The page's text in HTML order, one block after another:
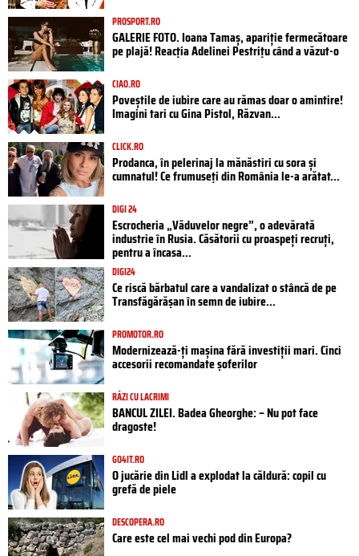
PROSPORT.RO
GALERIE FOTO. Ioana Tamaş, apariție fermecătoare
pe plajă! Reacția Adelinei Pestrițu când a văzut-o
CIAO.RO
Poveştile de iubire care au rămas doar o amintire!
Imagini tari cu Gina Pistol, Răzvan...
CLICK.RO
Prodanca, în pelerinaj la mănăstiri cu sora și
cumnatul! Ce frumuseți din România le-a arătat...
DIGI 24
Escrocheria „Văduvelor negre”, o adevărată
industrie în Rusia. Căsătorii cu proaspeți recruți,
pentru a încasa...
DIGI24
Ce riscă bărbatul care a vandalizat o stâncă de pe
Transfăgărășan în semn de iubire...
PROMOTOR.RO
Modernizează-ți mașina fără investiții mari. Cinci
accesorii recomandate șoferilor
RÂZI CU LACRIMI
BANCUL ZILEI. Badea Gheorghe: – Nu pot face
dragoste!
GO4IT.RO
O jucărie din Lidl a explodat la căldură: copil cu
grefă de piele
DESCOPERA.RO
Care este cel mai vechi pod din Europa?